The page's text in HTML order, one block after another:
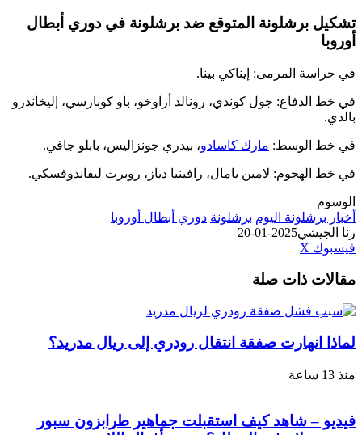
تشكيل برشلونة المتوقع ضد برشلونة في دوري أبطال
أوروبا
في حراسة المرمى: إيناكي بينا.
في خط الدفاع: جول كوندي، رونالد أراوخو، باو كوبارسي، إليخاندرو
بالدي.
في خط الوسط: مارك كاسادو، بيدري جونزاليس، بابلو جافي.
في خط الهجوم: لامين يامال، رافينيا دياز، روبرت ليفاندوفسكي.
الوسوم
أخبار برشلونة اليوم برشلونة دوري أبطال أوروبا
رنا الجيشي2025-01-20
فيسبوك ‫X
البريد
مقالات ذات صلة
لماذا انهارت صفقة انتقال رودري إلى ريال مدريد؟
منذ 13 ساعة
فيديو – شاهد كيف استقبلت جماهير طرابزون سبور